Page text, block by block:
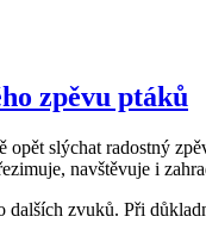
zpěvu ptáků
opět slýchat radostný
navštěvuje i
zvuků. Při